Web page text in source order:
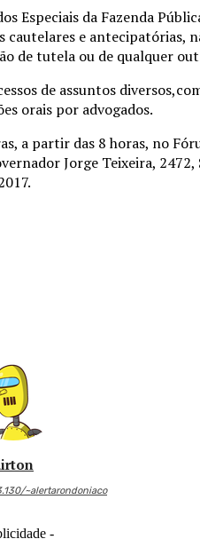
Especiais da Fazenda
cautelares e antecipatórias,
de tutela ou de qualquer
de assuntos
orais por advogados.
a partir das 8 horas, no
Jorge Teixeira, 2472,
~alertarondoniaco
-